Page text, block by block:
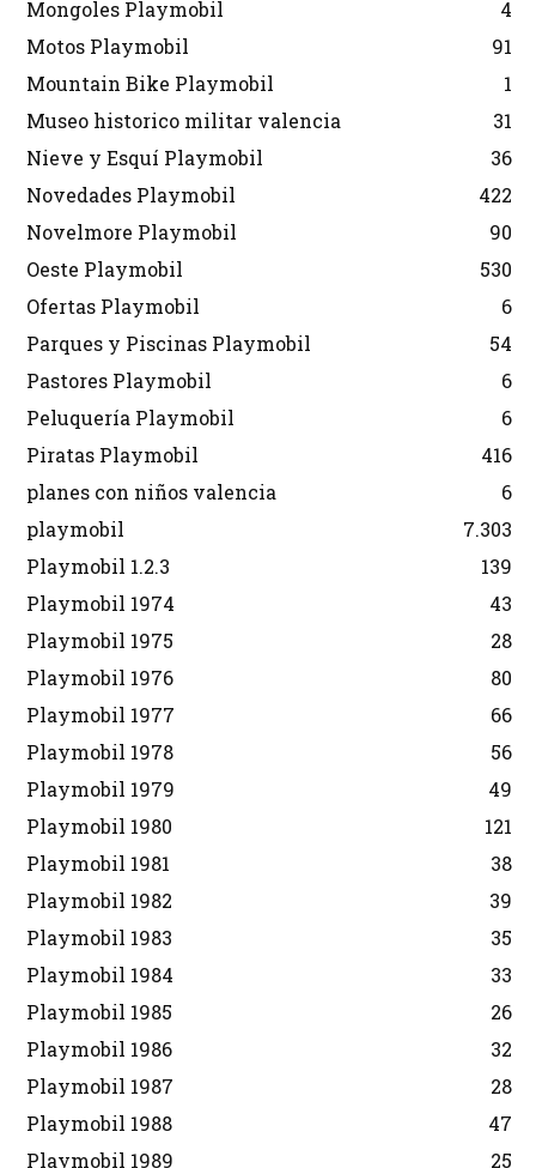
Mongoles Playmobil
4
Motos Playmobil
91
Mountain Bike Playmobil
1
Museo historico militar valencia
31
Nieve y Esquí Playmobil
36
Novedades Playmobil
422
Novelmore Playmobil
90
Oeste Playmobil
530
Ofertas Playmobil
6
Parques y Piscinas Playmobil
54
Pastores Playmobil
6
Peluquería Playmobil
6
Piratas Playmobil
416
planes con niños valencia
6
playmobil
7.303
Playmobil 1.2.3
139
Playmobil 1974
43
Playmobil 1975
28
Playmobil 1976
80
Playmobil 1977
66
Playmobil 1978
56
Playmobil 1979
49
Playmobil 1980
121
Playmobil 1981
38
Playmobil 1982
39
Playmobil 1983
35
Playmobil 1984
33
Playmobil 1985
26
Playmobil 1986
32
Playmobil 1987
28
Playmobil 1988
47
Playmobil 1989
25